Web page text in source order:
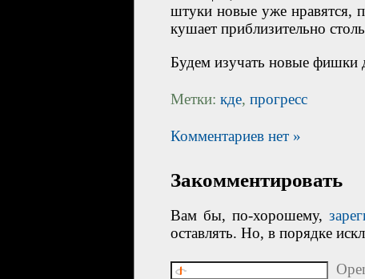
штуки новые уже нравятся,
кушает приблизительно
Будем изучать новые фишки
Метки: кде, прогресс
Комментариев нет »
Закомментировать
Вам бы, по-хорошему,
оставлять. Но, в порядке